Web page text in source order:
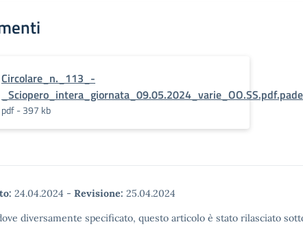
Circolare_n._113_-
pdf - 397 kb
24.04.2024 - Revisione: 25.04.2024
diversamente specificato, questo articolo è stato rilasciato